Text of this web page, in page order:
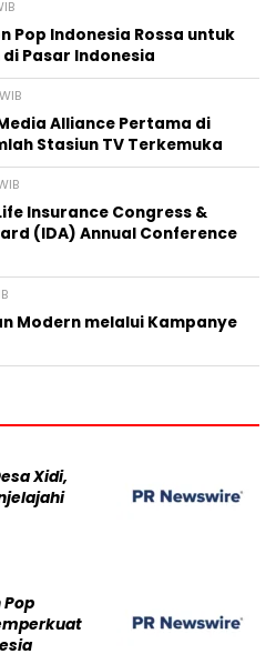
Pop Indonesia Rossa untuk
Pasar Indonesia
Alliance Pertama di
Stasiun TV Terkemuka
Insurance Congress &
(IDA) Annual Conference
Modern melalui Kampanye
Xidi,